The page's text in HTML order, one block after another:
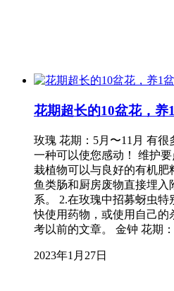
花期超长的10盆花，养
玫瑰 花期：5月〜11月 有
一种可以使您感动！ 维护
栽植物可以与良好的有机
鱼类肠和厨房废物直接埋入
系。 2.在玫瑰中招募蚜虫
快使用药物，或使用自己的
考以前的文章。 金钟 花期
2023年1月27日